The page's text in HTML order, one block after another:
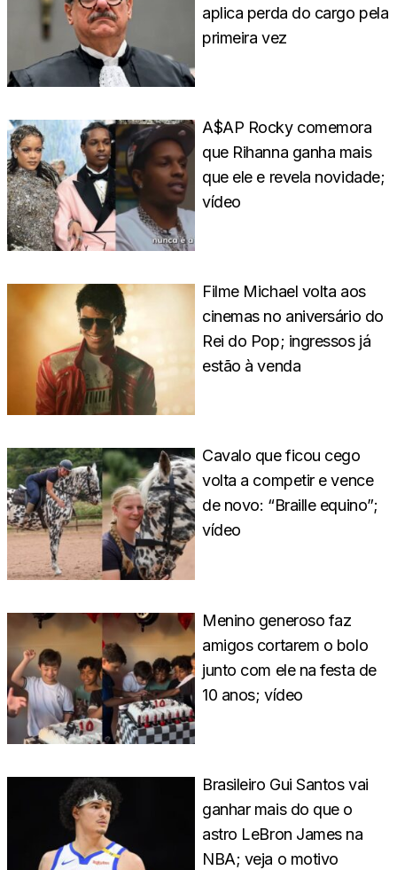
aplica perda do cargo pela
primeira vez
A$AP Rocky comemora
que Rihanna ganha mais
que ele e revela novidade;
vídeo
Filme Michael volta aos
cinemas no aniversário do
Rei do Pop; ingressos já
estão à venda
Cavalo que ficou cego
volta a competir e vence
de novo: “Braille equino”;
vídeo
Menino generoso faz
amigos cortarem o bolo
junto com ele na festa de
10 anos; vídeo
Brasileiro Gui Santos vai
ganhar mais do que o
astro LeBron James na
NBA; veja o motivo